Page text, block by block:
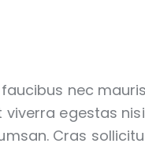
nec
viverra egestas
Cras